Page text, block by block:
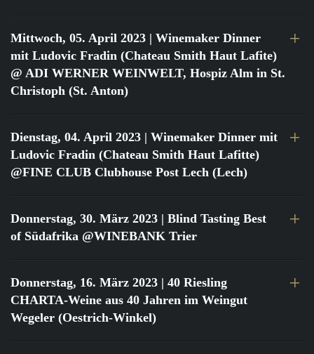
Mittwoch, 05. April 2023 | Winemaker Dinner
mit Ludovic Fradin (Chateau Smith Haut Lafite)
@ ADI WERNER WEINWELT, Hospiz Alm in St.
Christoph (St. Anton)
Dienstag, 04. April 2023 | Winemaker Dinner mit
Ludovic Fradin (Chateau Smith Haut Lafitte)
@FINE CLUB Clubhouse Post Lech (Lech)
Donnerstag, 30. März 2023 | Blind Tasting Best
of Südafrika @WINEBANK Trier
Donnerstag, 16. März 2023 | 40 Riesling
CHARTA-Weine aus 40 Jahren im Weingut
Wegeler (Oestrich-Winkel)